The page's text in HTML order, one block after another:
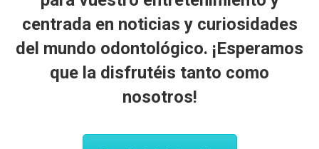
centrada en noticias y curiosidades
del mundo odontológico. ¡Esperamos
que la disfrutéis tanto como
nosotros!